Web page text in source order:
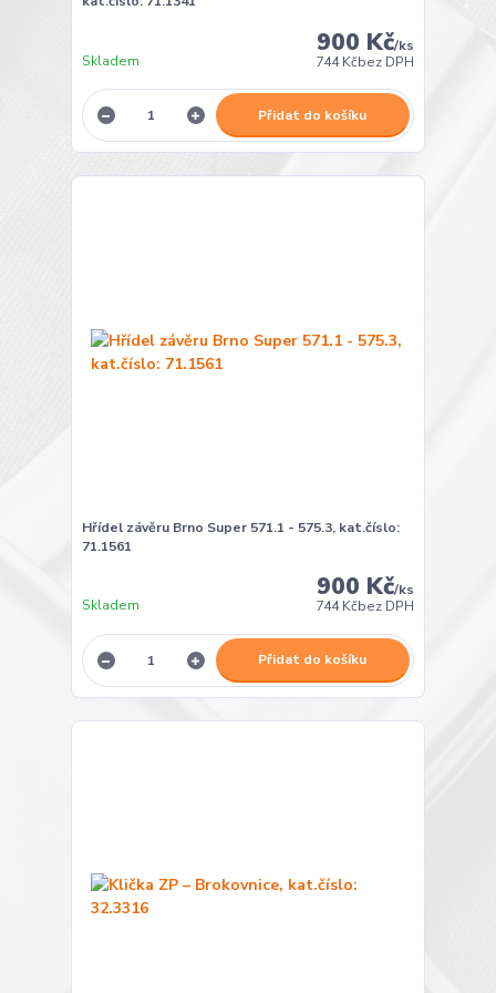
900 Kč/ks
744 Kčbez DPH
Skladem
Přidat do košíku
Hřídel závěru Brno Super 571.1 - 575.3, kat.číslo:
71.1561
900 Kč/ks
744 Kčbez DPH
Skladem
Přidat do košíku